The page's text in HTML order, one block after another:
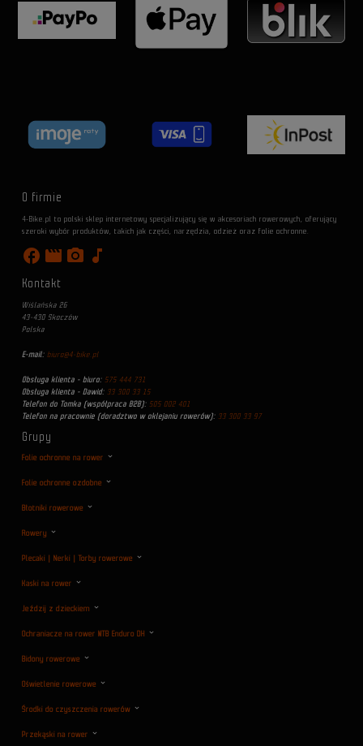
O firmie
4-Bike.pl to polski sklep internetowy specjalizujący się w akcesoriach rowerowych, oferujący
szeroki wybór produktów, takich jak części, narzędzia, odzież oraz folie ochronne.
facebook movie photo_camera music_note
Kontakt
Wiślańska 26
43-430 Skoczów
Polska
E-mail: biuro@4-bike.pl
Obsługa klienta - biuro: 575 444 731
Obsługa klienta - Dawid: 33 300 33 15
Telefon do Tomka (współpraca B2B): 505 002 401
Telefon na pracownie (doradztwo w oklejaniu rowerów): 33 300 33 97
Grupy
Folie ochronne na rower
Folie ochronne ozdobne
Błotniki rowerowe
Rowery
Plecaki | Nerki | Torby rowerowe
Kaski na rower
Jeździj z dzieckiem
Ochraniacze na rower MTB Enduro DH
Bidony rowerowe
Oświetlenie rowerowe
Środki do czyszczenia rowerów
Przekąski na rower